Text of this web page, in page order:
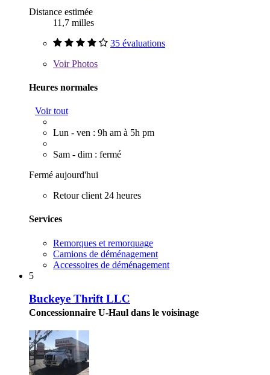
Distance estimée
11,7 milles
35 évaluations
VoirPhotos
Heures normales
Voir tout
Lun - ven : 9h am à 5h pm
Sam - dim : fermé
Fermé aujourd'hui
Retour client 24 heures
Services
Remorques et remorquage
Camions de déménagement
Accessoires de déménagement
5
Buckeye Thrift LLC
Concessionnaire U-Haul dans le voisinage